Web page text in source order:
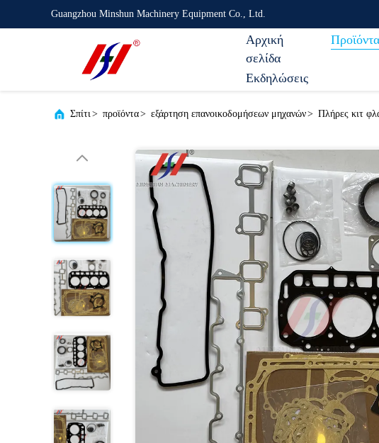
Guangzhou Minshun Machinery Equipment Co., Ltd.
Αρχική
σελίδα
Προϊόντα
Εκδηλώσεις
Σπίτι> προϊόντα> εξάρτηση επανοικοδομήσεων μηχανών> Πλήρες κιτ